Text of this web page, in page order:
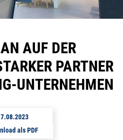
AUF DER
PARTNER
UNTERNEHMEN
als PDF